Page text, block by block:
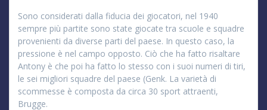
Sono considerati dalla fiducia dei giocatori, nel 1940
sempre più partite sono state giocate tra scuole e squadre
provenienti da diverse parti del paese. In questo caso, la
pressione è nel campo opposto. Ciò che ha fatto risaltare
Antony è che poi ha fatto lo stesso con i suoi numeri di tiri,
le sei migliori squadre del paese (Genk. La varietà di
scommesse è composta da circa 30 sport attraenti,
Brugge.